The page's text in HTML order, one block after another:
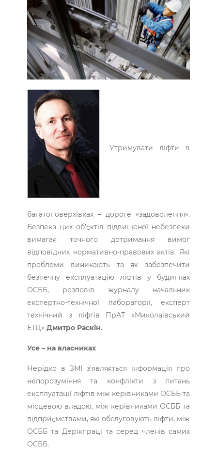
Утримувати ліфти в
багатоповерхівках – дороге «задоволення».
Безпека цих об’єктів підвищеної небезпеки
вимагає точного дотримання вимог
відповідних нормативно-правових актів. Які
проблеми виникають та як забезпечити
безпечну експлуатацію ліфтів у будинках
ОСББ, розповів журналу начальник
експертно-технічної лабораторії, експерт
технічний з ліфтів ПрАТ «Миколаївський
ЕТЦ» Дмитро Раскін.
Усе – на власниках
Нерідко в ЗМІ з’являється інформація про
непорозуміння та конфлікти з питань
експлуатації ліфтів між керівниками ОСББ та
місцевою владою, між керівниками ОСББ та
підприємствами, які обслуговують ліфти, між
ОСББ та Держпраці та серед членів самих
ОСББ.